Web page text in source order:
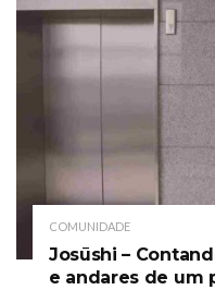
COMUNIDADE
Josūshi –
e andares de um